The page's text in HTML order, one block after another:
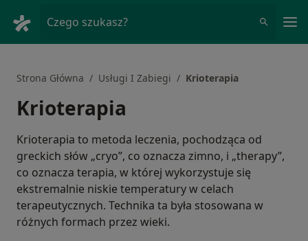
Czego szukasz?
Strona Główna Usługi I Zabiegi Krioterapia
Krioterapia
Krioterapia to metoda leczenia, pochodząca od
greckich słów „cryo”, co oznacza zimno, i „therapy”,
co oznacza terapia, w której wykorzystuje się
ekstremalnie niskie temperatury w celach
terapeutycznych. Technika ta była stosowana w
różnych formach przez wieki.